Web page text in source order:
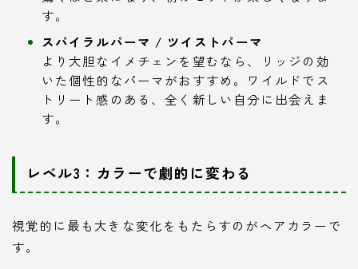
す。
スパイラルパーマ / ツイストパーマ
より大胆なイメチェンを望むなら、リッジの効
いた個性的なパーマがおすすめ。ワイルドでス
トリート感のある、全く新しい自分に出会えま
す。
レベル3：カラーで劇的に変わる
視覚的に最も大きな変化をもたらすのがヘアカラーで
す。